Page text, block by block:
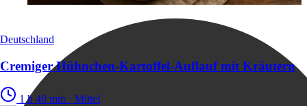
Deutschland
Cremiger Hühnchen-Kartoffel-Auflauf mit Kräutern
1 h 40 min · Mittel